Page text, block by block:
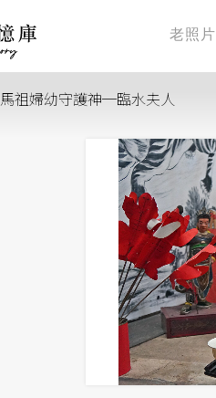
老照片
馬祖婦幼守護神─臨水夫人